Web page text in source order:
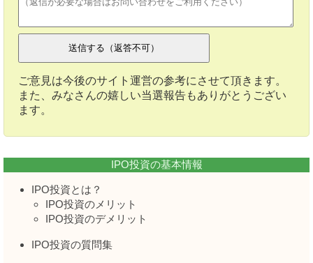
ご意見は今後のサイト運営の参考にさせて頂きます。
また、みなさんの嬉しい当選報告もありがとうござい
ます。
IPO投資の基本情報
IPO投資とは？
IPO投資のメリット
IPO投資のデメリット
IPO投資の質問集